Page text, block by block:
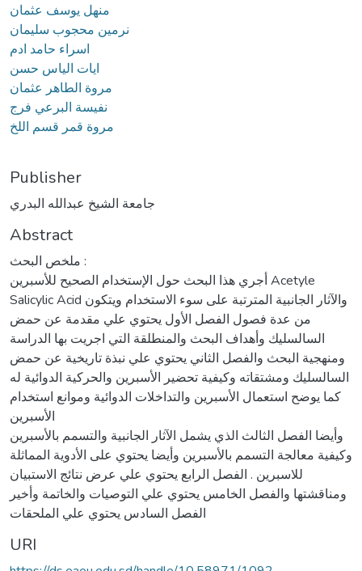
منهل يوسف عثمان
نرمين محجوب سليمان
اسراء حامد ادم
ايات الياس حسن
مروة الطاهر عثمان
نفيسة البرعي فرج
مروة قمر قسم اللخ
Publisher
جامعة الشيخ عبدالله البدري
Abstract
ملخص البحث :
أجري هذا البحث حول الإستخدام الصحيح للأسبرين Acetyle
Salicylic Acid والآثار الجانبية المترتبة على سوء الاستخدام ويتكون
من عدة فصول الفصل الأول يحتوي علي مقدمة عن حمض
السالسليك وأهداف البحث والمنطلقة التي اجريت بها الدراسة
ومنهجية البحث والفصل الثاني يحتوي علي نبذة تاريخية عن حمض
السالسليك ومشتقاته وكيفية تحضير الأسبرين والحركية الدوائية له
كما يوضح استعمال الأسبرين والتداخلات الدوائية وموانع استخدام
الأسبرين
وأيضا الفصل الثالث الذي يشمل الآثار الجانبية والتسمم بالأسبرين
وكيفية معالجة التسمم بالأسبرين وأيضا يحتوي على الأدوية المماثلة
للاسبرين . الفصل الرابع يحتوي علي عرض نتائج الاستبيان
ومناقشتها والفصل الخامس يحتوي علي التوصيات والخاتمة وأخير
الفصل السادس يحتوي علي الملحقات
URI